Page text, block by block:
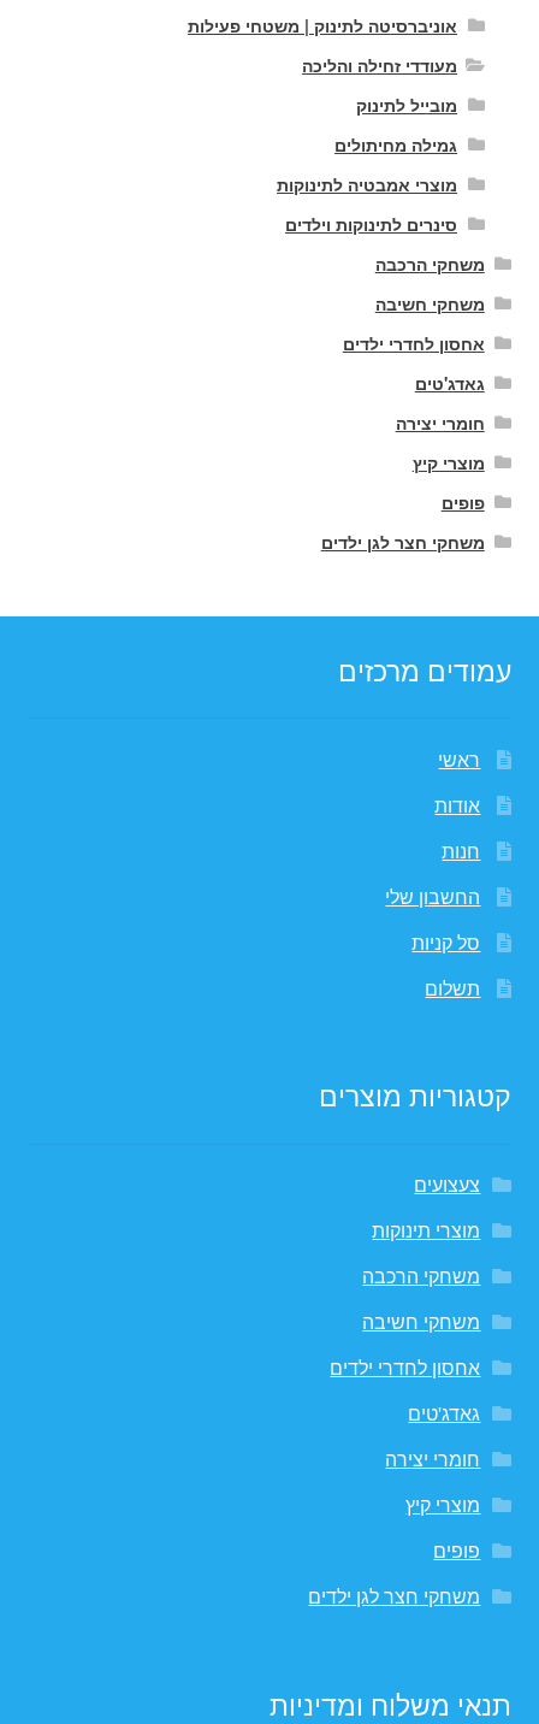
אוניברסיטה לתינוק | משטחי פעילות
מעודדי זחילה והליכה
מובייל לתינוק
גמילה מחיתולים
מוצרי אמבטיה לתינוקות
סינרים לתינוקות וילדים
משחקי הרכבה
משחקי חשיבה
אחסון לחדרי ילדים
גאדג'טים
חומרי יצירה
מוצרי קיץ
פופים
משחקי חצר לגן ילדים
עמודים מרכזים
ראשי
אודות
חנות
החשבון שלי
סל קניות
תשלום
קטגוריות מוצרים
צעצועים
מוצרי תינוקות
משחקי הרכבה
משחקי חשיבה
אחסון לחדרי ילדים
גאדג'טים
חומרי יצירה
מוצרי קיץ
פופים
משחקי חצר לגן ילדים
תנאי משלוח ומדיניות